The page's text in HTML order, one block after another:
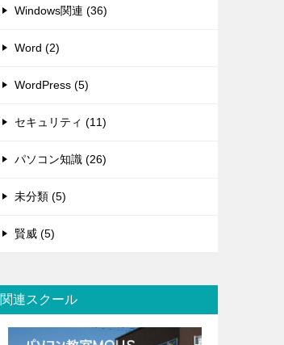
Windows関連 (36)
Word (2)
WordPress (5)
セキュリティ (11)
パソコン知識 (26)
未分類 (5)
賢威 (5)
関連スクール